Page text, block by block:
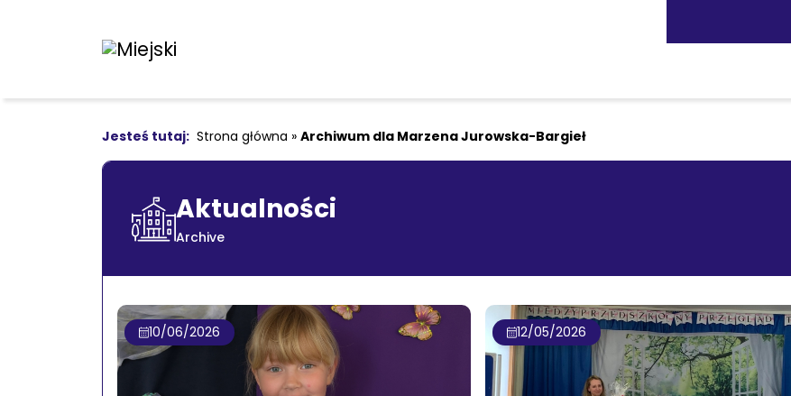
Strona główna » Archiwum dla Marzena Jurowska-Bargieł
Aktualności
Archive
10/06/2026 12/05/2026